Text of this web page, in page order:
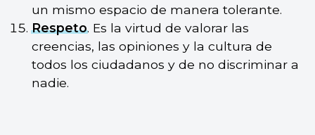
un mismo espacio de manera tolerante.
Respeto. Es la virtud de valorar las
creencias, las opiniones y la cultura de
todos los ciudadanos y de no discriminar a
nadie.